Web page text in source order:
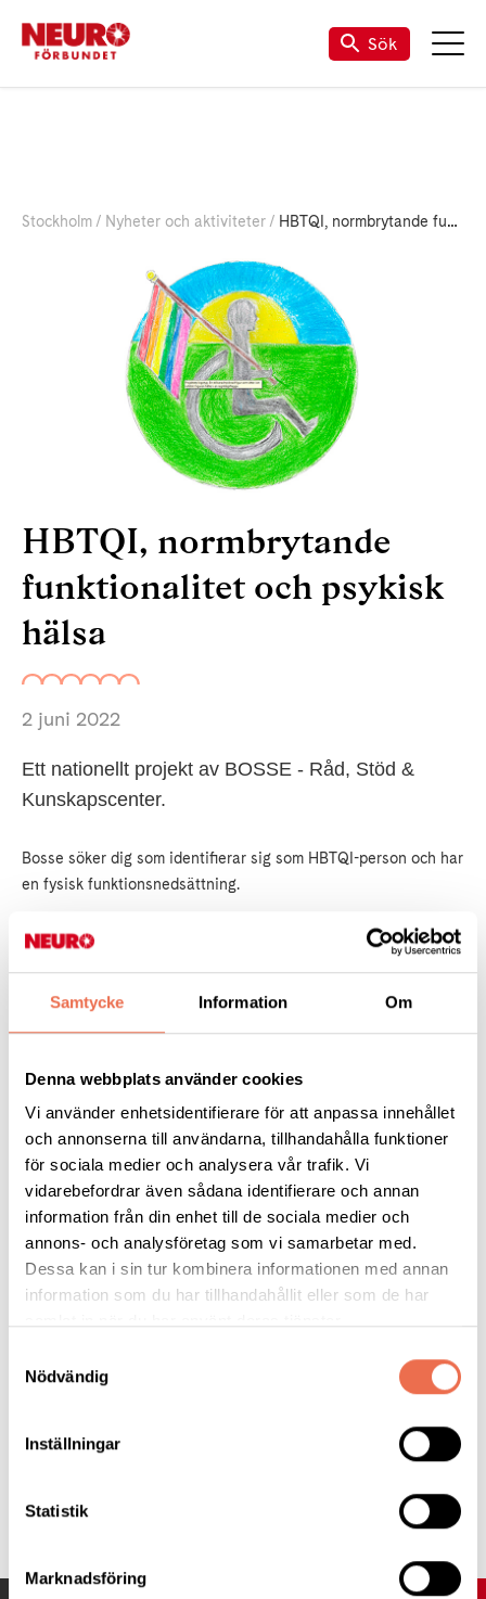
Samtycke Information Om
Denna webbplats använder cookies
Vi använder enhetsidentifierare för att anpassa innehållet
och annonserna till användarna, tillhandahålla funktioner
för sociala medier och analysera vår trafik. Vi
vidarebefordrar även sådana identifierare och annan
information från din enhet till de sociala medier och
annons- och analysföretag som vi samarbetar med.
Dessa kan i sin tur kombinera informationen med annan
information som du har tillhandahållit eller som de har
Nödvändig
Inställningar
Statistik
Marknadsföring
Sök
Stockholm Nyheter och aktiviteter HBTQI, normbrytande funktionalitet och psykisk hälsa
HBTQI, normbrytande
funktionalitet och psykisk
hälsa
2 juni 2022
Ett nationellt projekt av BOSSE - Råd, Stöd &
Kunskapscenter.
Bosse söker dig som identifierar sig som HBTQI-person och har
en fysisk funktionsnedsättning.
• Hur pratar vi om psykisk hälsa?
• Känner du dig sedd och inkluderad i olika sammanhang?
Är du intresserad och vill delta i projektet är du välkommen att
kontakta projektledarna.
E-post:hbtqi@bosse-kunskapscenter.se
Telefon: 08-544 88 660
Projektet finansieras avBidragsstiftelsen
Projektet genomförs i samarbete med
DHR Region Stockholm
Tipsa